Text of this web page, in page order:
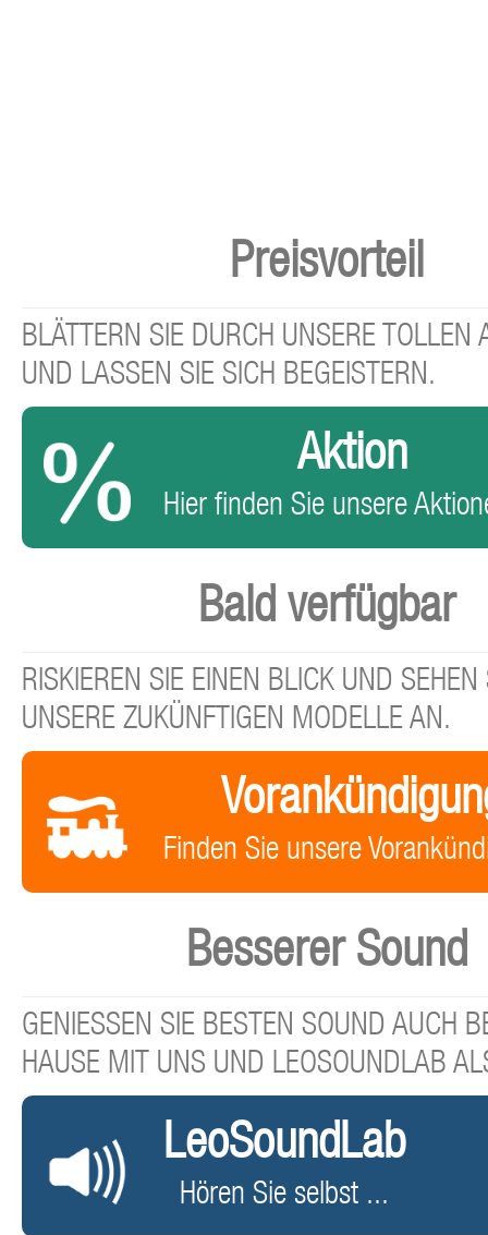
Preisvorteil
BLÄTTERN SIE DURCH UNSERE TOLLEN
UND LASSEN SIE SICH BEGEISTERN.
Aktion
Hier finden Sie unsere
Bald verfügbar
RISKIEREN SIE EINEN BLICK UND SEHEN
UNSERE ZUKÜNFTIGEN MODELLE AN.
Finden Sie unsere
Besserer Sound
GENIESSEN SIE BESTEN SOUND AUCH
HAUSE MIT UNS UND LEOSOUNDLAB
LeoSoundLab
Hören Sie selbst ...